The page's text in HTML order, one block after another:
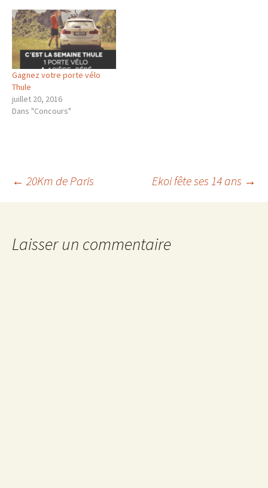
Gagnez votre porte vélo
Thule
juillet 20, 2016
Dans "Concours"
Navigation
← 20Km de Paris Ekoi fête ses 14 ans →
Laisser un commentaire